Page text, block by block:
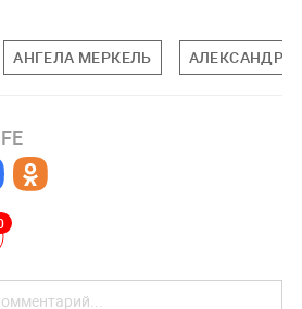
АНГЕЛА МЕРКЕЛЬ АЛЕКСАНДР